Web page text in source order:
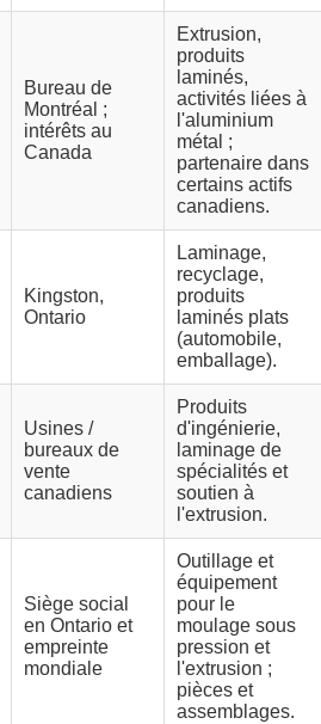
Bureau de
Montréal ;
intérêts au
Canada
Extrusion,
produits
laminés,
activités liées à
l'aluminium
métal ;
partenaire dans
certains actifs
canadiens.
Kingston,
Ontario
Laminage,
recyclage,
produits
laminés plats
(automobile,
emballage).
Usines /
bureaux de
vente
canadiens
Produits
d'ingénierie,
laminage de
spécialités et
soutien à
l'extrusion.
Siège social
en Ontario et
empreinte
mondiale
Outillage et
équipement
pour le
moulage sous
pression et
l'extrusion ;
pièces et
assemblages.